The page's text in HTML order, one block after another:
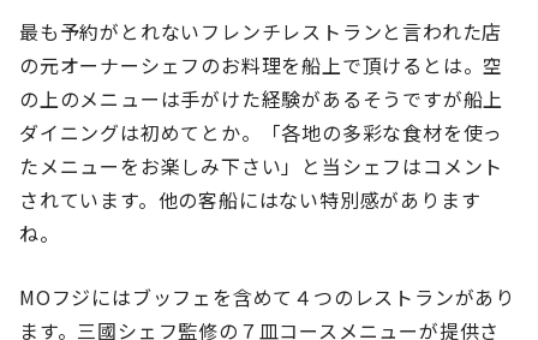
最も予約がとれないフレンチレストランと言われた店
の元オーナーシェフのお料理を船上で頂けるとは。空
の上のメニューは手がけた経験があるそうですが船上
ダイニングは初めてとか。「各地の多彩な食材を使っ
たメニューをお楽しみ下さい」と当シェフはコメント
されています。他の客船にはない特別感があります
ね。
MOフジにはブッフェを含めて４つのレストランがあり
ます。三國シェフ監修の７皿コースメニューが提供さ